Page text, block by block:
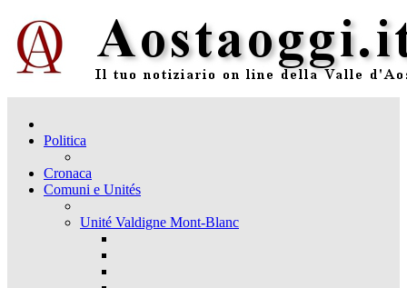
Politica
Cronaca
Comuni e Unités
Unité Valdigne Mont-Blanc